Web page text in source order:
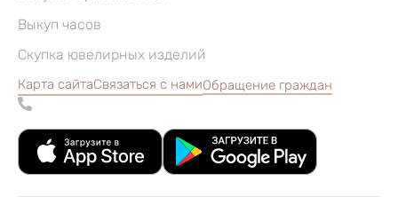
Выкуп часов
Скупка ювелирных изделий
Карта сайтаСвязаться с намиОбращение граждан